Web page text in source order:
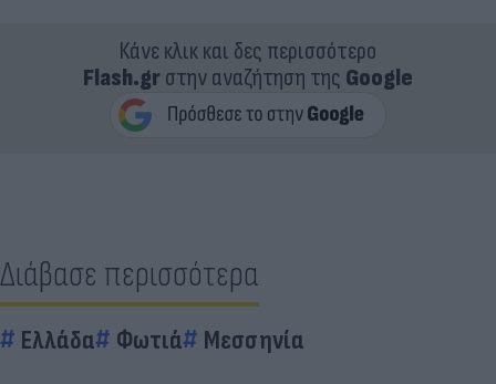
Κάνε κλικ και δες περισσότερο
Flash.grστην αναζήτηση της Google
Διάβασε περισσότερα
Ελλάδα Φωτιά Μεσσηνία